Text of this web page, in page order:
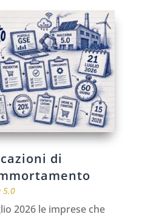
di
5.0
2026 le imprese che